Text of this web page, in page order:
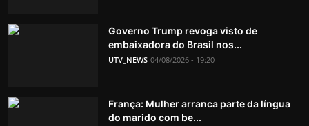
Governo Trump revoga visto de
embaixadora do Brasil nos...
UTV_NEWS 04/08/2026 - 19:20
França: Mulher arranca parte da língua
do marido com be...